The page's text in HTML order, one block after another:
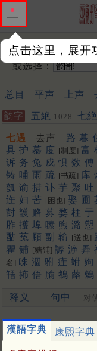
点击这里，展开
输入韵字：
或选择：
总目 平声 上声
韵字 五絶 1028 七絶
七遇 去声 路 暮
具 护 慕 度 [制度] 富
诉 务 兔 戍 惧 数 傅
铸 哺 雨 疏 [书疏] 库
瓠 谕 措 讣 芋 聚 吐
迕 妇 苦 [困也] 娶 圃
尌 頀 赂 募 婺 柱 亍
胙 擭 埠 嗉 煦 潞 愬
酤 菟 頋 副 输 [送也]
瞿 餔 [糖餔] 謼 㴑 馵
名] 咮 涸 驸 疰 蚹 姁
啎 抪 俉 腧 鵅 蕗 鵵
释义 句中 对
漢語字典 康熙字典